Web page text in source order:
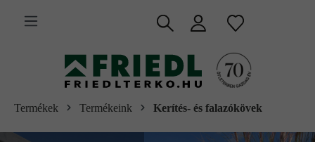
tartalomra
Termékek Termékeink Kerítés- és falazókövek